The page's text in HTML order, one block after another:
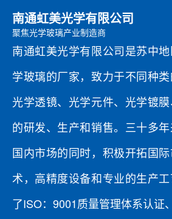
南通虹美光学有限公司
聚焦光学玻璃产业制造商
南通虹美光学有限公司是苏中
学玻璃的厂家，致力于不同种
光学透镜、光学元件、光学镀
的研发、生产和销售。三十多
国内市场的同时，积极开拓国
术，高精度设备和专业的生产
了ISO：9001质量管理体系认证